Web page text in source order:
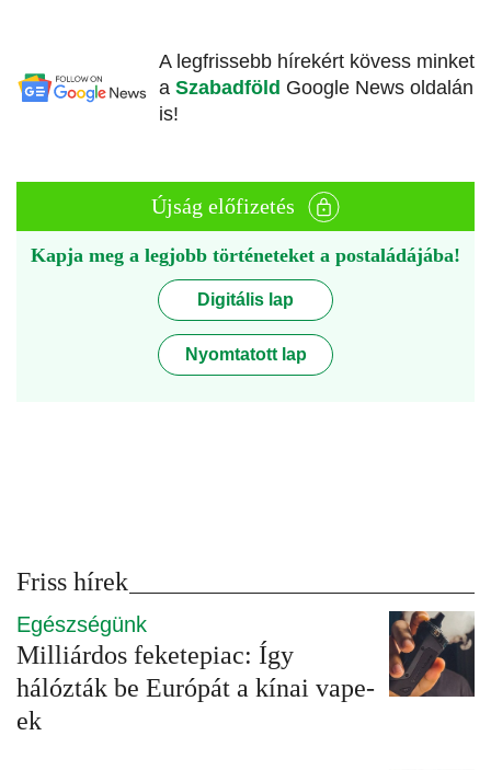
A legfrissebb hírekért kövess minket
a Szabadföld Google News oldalán
is!
Újság előfizetés
Kapja meg a legjobb történeteket a postaládájába!
Digitális lap
Nyomtatott lap
Friss hírek
Egészségünk
Milliárdos feketepiac: Így
hálózták be Európát a kínai vape-
ek